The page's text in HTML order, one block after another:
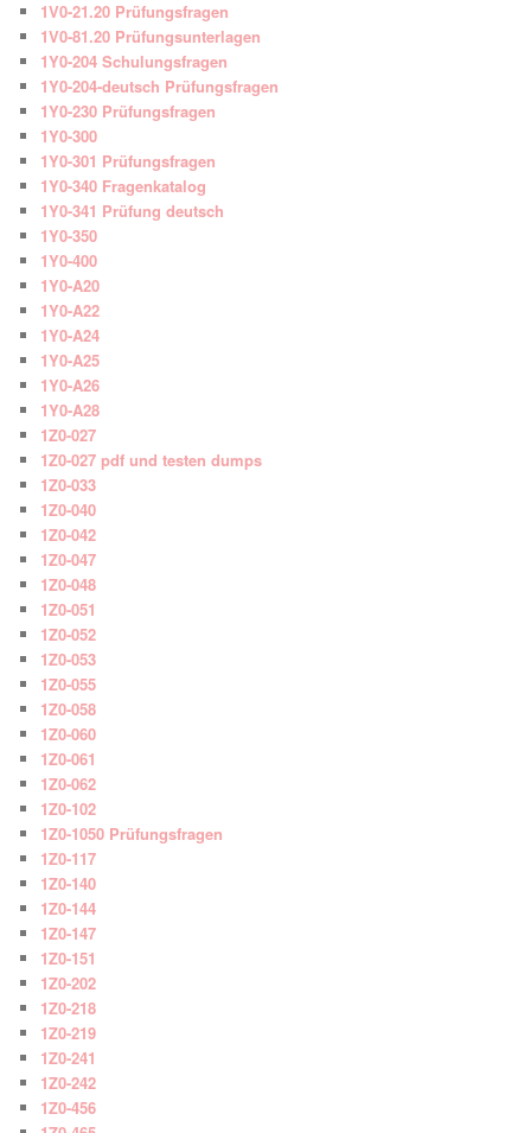
1V0-21.20 Prüfungsfragen
1V0-81.20 Prüfungsunterlagen
1Y0-204 Schulungsfragen
1Y0-204-deutsch Prüfungsfragen
1Y0-230 Prüfungsfragen
1Y0-300
1Y0-301 Prüfungsfragen
1Y0-340 Fragenkatalog
1Y0-341 Prüfung deutsch
1Y0-350
1Y0-400
1Y0-A20
1Y0-A22
1Y0-A24
1Y0-A25
1Y0-A26
1Y0-A28
1Z0-027
1Z0-027 pdf und testen dumps
1Z0-033
1Z0-040
1Z0-042
1Z0-047
1Z0-048
1Z0-051
1Z0-052
1Z0-053
1Z0-055
1Z0-058
1Z0-060
1Z0-061
1Z0-062
1Z0-102
1Z0-1050 Prüfungsfragen
1Z0-117
1Z0-140
1Z0-144
1Z0-147
1Z0-151
1Z0-202
1Z0-218
1Z0-219
1Z0-241
1Z0-242
1Z0-456